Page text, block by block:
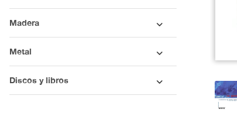
Madera
Metal
Discos y libros